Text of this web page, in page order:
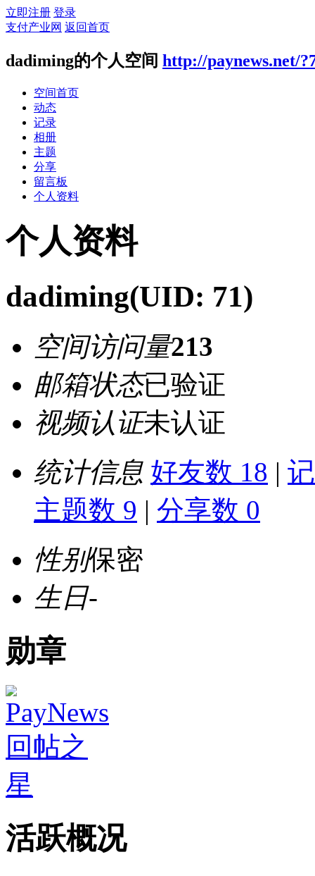
立即注册 登录
支付产业网 返回首页
dadiming的个人空间 http://paynews.net/
空间首页
动态
记录
相册
主题
分享
留言板
个人资料
个人资料
dadiming(UID: 71)
空间访问量213
邮箱状态已验证
视频认证未认证
统计信息 好友数 18 |
主题数 9 | 分享数 0
性别保密
生日-
勋章
活跃概况